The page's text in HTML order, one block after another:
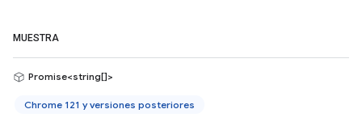
MUESTRA
Promise<string[]>
Chrome 121 y versiones posteriores